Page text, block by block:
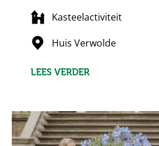
Kasteelactiviteit
Huis Verwolde
LEES VERDER